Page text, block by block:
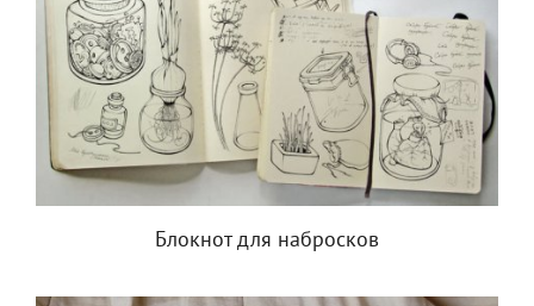
Блокнот для набросков